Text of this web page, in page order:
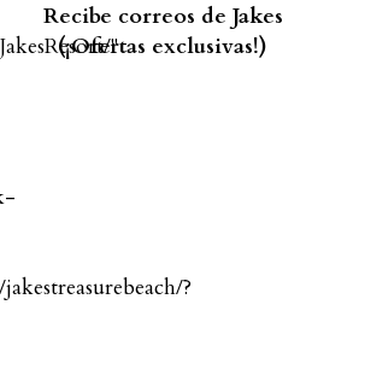
"
?
Recibe correos de Jakes
(¡Ofertas exclusivas!)